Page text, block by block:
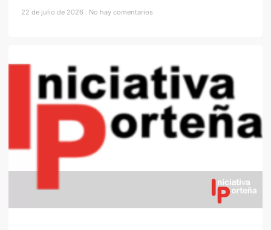
22 de julio de 2026 No hay comentarios